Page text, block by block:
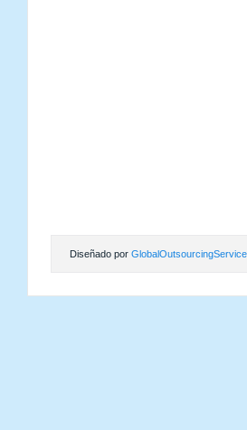
Diseñado por GlobalOutsourcingService